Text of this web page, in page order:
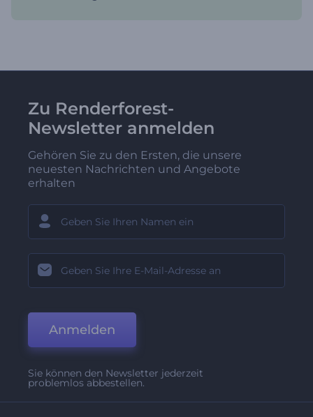
Zu Renderforest-
Newsletter anmelden
Gehören Sie zu den Ersten, die unsere
neuesten Nachrichten und Angebote
erhalten
Anmelden
Sie können den Newsletter jederzeit
problemlos abbestellen.